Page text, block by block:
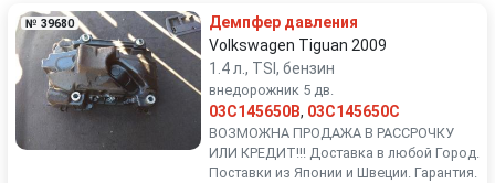
SEAT Skoda
Smart SsangYong
Subaru Suzuki
№ 39680
Демпфер давления
Volkswagen Tiguan 2009
1.4 л., TSI, бензин
внедорожник 5 дв.
03C145650B, 03C145650C
ВОЗМОЖНА ПРОДАЖА В РАССРОЧКУ
ИЛИ КРЕДИТ!!! Доставка в любой Город.
Поставки из Японии и Швеции. Гарантия.